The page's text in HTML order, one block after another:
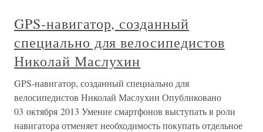
GPS-навигатор, созданный
специально для велосипедистов
Николай Маслухин
GPS-навигатор, созданный специально для
велосипедистов Николай Маслухин Опубликовано
03 октября 2013 Умение смартфонов выступать в роли
навигатора отменяет необходимость покупать отдельное